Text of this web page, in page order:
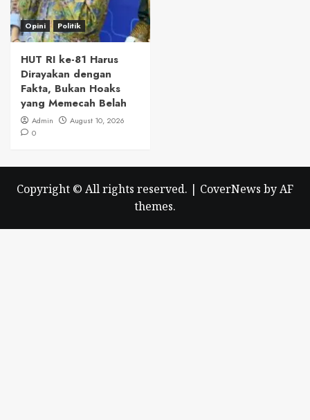
Opini Politik
HUT RI ke-81 Harus
Dirayakan dengan
Fakta, Bukan Hoaks
yang Memecah Belah
Admin
August 10, 2026
0
Copyright © All rights reserved. | CoverNews by AF
themes.